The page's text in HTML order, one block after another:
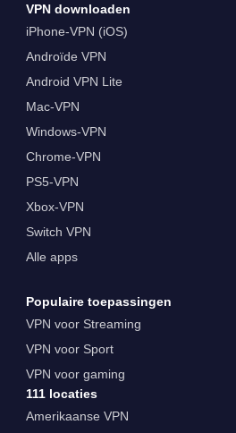
VPN downloaden
iPhone-VPN (iOS)
Androïde VPN
Android VPN Lite
Mac-VPN
Windows-VPN
Chrome-VPN
PS5-VPN
Xbox-VPN
Switch VPN
Alle apps
Populaire toepassingen
VPN voor Streaming
VPN voor Sport
VPN voor gaming
111 locaties
Amerikaanse VPN